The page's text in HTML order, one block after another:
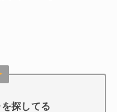
探してる